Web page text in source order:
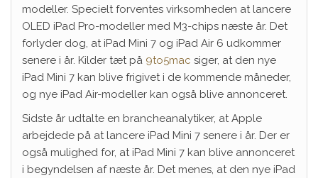
modeller. Specielt forventes virksomheden at lancere
OLED iPad Pro-modeller med M3-chips næste år. Det
forlyder dog, at iPad Mini 7 og iPad Air 6 udkommer
senere i år. Kilder tæt på 9to5mac siger, at den nye
iPad Mini 7 kan blive frigivet i de kommende måneder,
og nye iPad Air-modeller kan også blive annonceret.
Sidste år udtalte en brancheanalytiker, at Apple
arbejdede på at lancere iPad Mini 7 senere i år. Der er
også mulighed for, at iPad Mini 7 kan blive annonceret
i begyndelsen af ​​næste år. Det menes, at den nye iPad